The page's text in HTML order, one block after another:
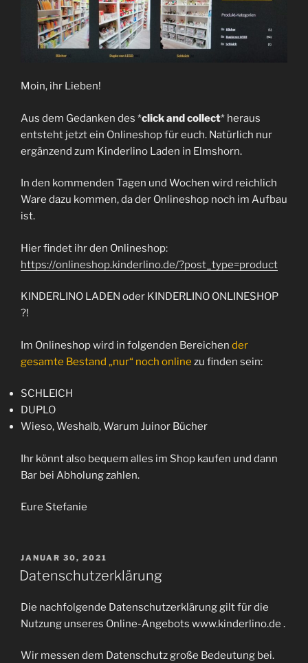
Moin, ihr Lieben!
Aus dem Gedanken des *click and collect* heraus
entsteht jetzt ein Onlineshop für euch. Natürlich nur
ergänzend zum Kinderlino Laden in Elmshorn.
In den kommenden Tagen und Wochen wird reichlich
Ware dazu kommen, da der Onlineshop noch im Aufbau
ist.
Hier findet ihr den Onlineshop:
https://onlineshop.kinderlino.de/?post_type=product
KINDERLINO LADEN oder KINDERLINO ONLINESHOP
?!
Im Onlineshop wird in folgenden Bereichen der
gesamte Bestand „nur“ noch online zu finden sein:
SCHLEICH
DUPLO
Wieso, Weshalb, Warum Juinor Bücher
Ihr könnt also bequem alles im Shop kaufen und dann
Bar bei Abholung zahlen.
Eure Stefanie
VERÖFFENTLICHT
AM
JANUAR 30, 2021
Datenschutzerklärung
Die nachfolgende Datenschutzerklärung gilt für die
Nutzung unseres Online-Angebots www.kinderlino.de .
Wir messen dem Datenschutz große Bedeutung bei.